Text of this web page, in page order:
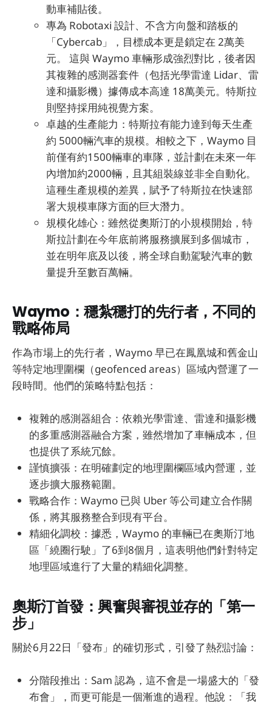
動車補貼後。
專為 Robotaxi 設計、不含方向盤和踏板的
「Cybercab」，目標成本更是鎖定在 2萬美
元。 這與 Waymo 車輛形成強烈對比，後者因
其複雜的感測器套件（包括光學雷達 Lidar、雷
達和攝影機）據傳成本高達 18萬美元。特斯拉
則堅持採用純視覺方案。
卓越的生產能力：特斯拉有能力達到每天生產
約 5000輛汽車的規模。相較之下，Waymo 目
前僅有約1500輛車的車隊，並計劃在未來一年
內增加約2000輛，且其組裝線並非全自動化。
這種生產規模的差異，賦予了特斯拉在快速部
署大規模車隊方面的巨大潛力。
規模化雄心：雖然從奧斯汀的小規模開始，特
斯拉計劃在今年底前將服務擴展到多個城市，
並在明年底及以後，將全球自動駕駛汽車的數
量提升至數百萬輛。
Waymo：穩紮穩打的先行者，不同的
戰略佈局
作為市場上的先行者，Waymo 早已在鳳凰城和舊金山
等特定地理圍欄（geofenced areas）區域內營運了一
段時間。他們的策略特點包括：
複雜的感測器組合：依賴光學雷達、雷達和攝影機
的多重感測器融合方案，雖然增加了車輛成本，但
也提供了系統冗餘。
謹慎擴張：在明確劃定的地理圍欄區域內營運，並
逐步擴大服務範圍。
戰略合作：Waymo 已與 Uber 等公司建立合作關
係，將其服務整合到現有平台。
精細化調校：據悉，Waymo 的車輛已在奧斯汀地
區「繞圈行駛」了6到8個月，這表明他們針對特定
地理區域進行了大量的精細化調整。
奧斯汀首發：興奮與審視並存的「第一
步」
關於6月22日「發布」的確切形式，引發了熱烈討論：
分階段推出：Sam 認為，這不會是一場盛大的「發
布會」，而更可能是一個漸進的過程。他說：「我